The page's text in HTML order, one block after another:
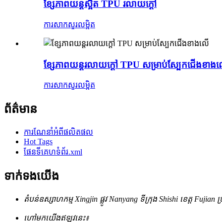
ខ្សែភាពយន្តស្អិត TPU រលាយក្តៅ
ការសាកសួរលម្អិត
ខ្សែភាពយន្តរលាយក្តៅ TPU សម្រាប់ស្បែកជើងខាង
ការសាកសួរលម្អិត
ព័ត៌មាន
ការណែនាំអំពីផលិតផល
Hot Tags
ផែនទីគេហទំព័រ.xml
ទាក់ទង​យើង
តំបន់ឧស្សាហកម្ម Xingjin ផ្លូវ Nanyang ទីក្រុង Shishi ខេត្ត Fujian
ហៅមកយើងឥឡូវនេះ៖